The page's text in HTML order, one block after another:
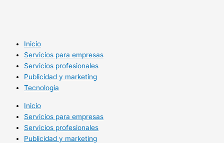
Inicio
Servicios para empresas
Servicios profesionales
Publicidad y marketing
Tecnología
Inicio
Servicios para empresas
Servicios profesionales
Publicidad y marketing